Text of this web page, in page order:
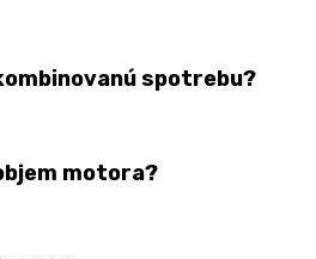
spotrebu?
motora?